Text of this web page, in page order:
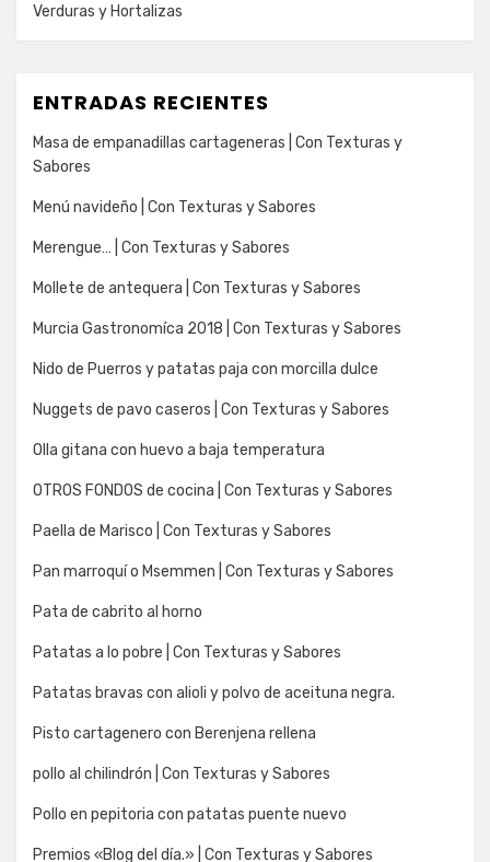
Verduras y Hortalizas
ENTRADAS RECIENTES
Masa de empanadillas cartageneras | Con Texturas y
Sabores
Menú navideño | Con Texturas y Sabores
Merengue… | Con Texturas y Sabores
Mollete de antequera | Con Texturas y Sabores
Murcia Gastronomíca 2018 | Con Texturas y Sabores
Nido de Puerros y patatas paja con morcilla dulce
Nuggets de pavo caseros | Con Texturas y Sabores
Olla gitana con huevo a baja temperatura
OTROS FONDOS de cocina | Con Texturas y Sabores
Paella de Marisco | Con Texturas y Sabores
Pan marroquí o Msemmen | Con Texturas y Sabores
Pata de cabrito al horno
Patatas a lo pobre | Con Texturas y Sabores
Patatas bravas con alioli y polvo de aceituna negra.
Pisto cartagenero con Berenjena rellena
pollo al chilindrón | Con Texturas y Sabores
Pollo en pepitoria con patatas puente nuevo
Premios «Blog del día.» | Con Texturas y Sabores